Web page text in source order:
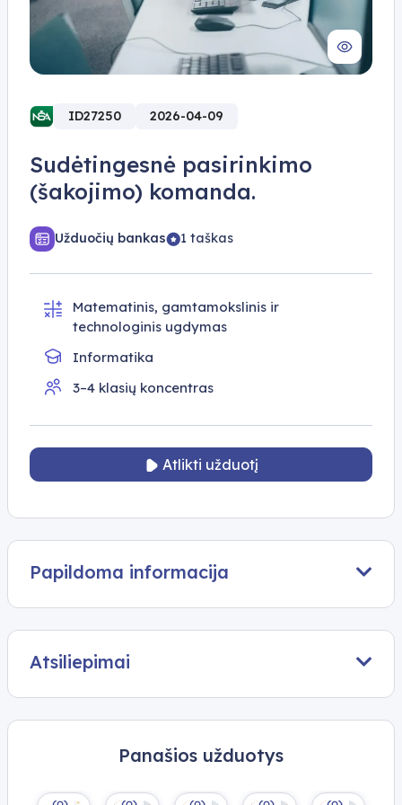
ID27250 2026-04-09
Sudėtingesnė pasirinkimo
(šakojimo) komanda.
Užduočių bankas 1 taškas
Matematinis, gamtamokslinis ir
technologinis ugdymas
Informatika
3–4 klasių koncentras
Atlikti užduotį
Papildoma informacija
Atsiliepimai
Panašios užduotys